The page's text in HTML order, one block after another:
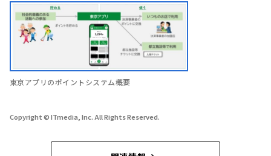
東京アプリのポイントシステム概要
Copyright © ITmedia, Inc. All Rights Reserved.